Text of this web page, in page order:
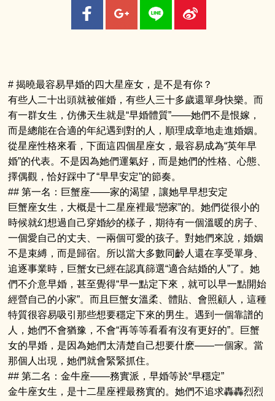
# 揭曉最容易早婚的四大星座女，是不是有你？
有些人二十出頭就被催婚，有些人三十多歲還單身快樂。而
有一群女生，仿佛天生就是“早婚體質”——她們不是恨嫁，
而是總能在合適的年紀遇到對的人，順理成章地走進婚姻。
從星座性格來看，下面這四個星座女，最容易成為“英年早
婚”的代表。不是因為她們運氣好，而是她們的性格、心態、
擇偶觀，恰好踩中了“早早安定”的節奏。
## 第一名：巨蟹座——家的渴望，讓她早早想安定
巨蟹座女生，大概是十二星座裡最“戀家”的。她們從很小的
時候就幻想過自己穿婚紗的樣子，期待有一個溫暖的房子、
一個愛自己的丈夫、一兩個可愛的孩子。對她們來說，婚姻
不是束縛，而是歸宿。所以當大多數同齡人還在享受單身、
追逐事業時，巨蟹女已經在認真篩選“適合結婚的人”了。她
們不介意早婚，甚至覺得“早一點定下來，就可以早一點開始
經營自己的小家”。而且巨蟹女溫柔、體貼、會照顧人，這種
特質很容易吸引那些想要穩定下來的男生。遇到一個靠譜的
人，她們不會猶豫，不會“再等等看看有沒有更好的”。巨蟹
女的早婚，是因為她們太清楚自己想要什麽——一個家。當
那個人出現，她們就會緊緊抓住。
## 第二名：金牛座——務實派，早婚等於“早穩定”
金牛座女生，是十二星座裡最務實的。她們不追求轟轟烈烈